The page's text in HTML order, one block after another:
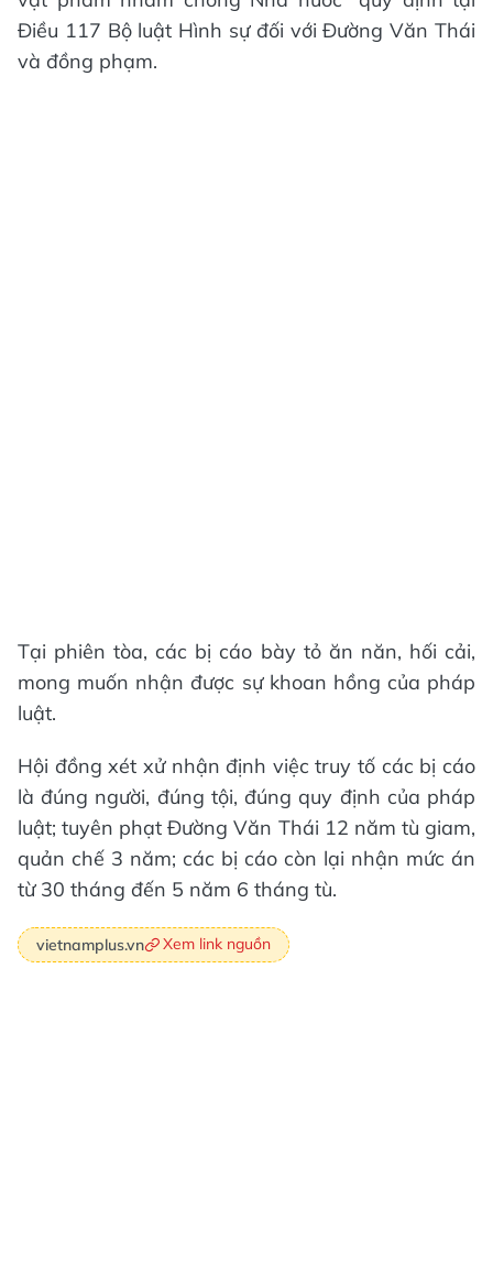
Điều 117 Bộ luật Hình sự đối với Đường Văn Thái
và đồng phạm.
Tại phiên tòa, các bị cáo bày tỏ ăn năn, hối cải,
mong muốn nhận được sự khoan hồng của pháp
luật.
Hội đồng xét xử nhận định việc truy tố các bị cáo
là đúng người, đúng tội, đúng quy định của pháp
luật; tuyên phạt Đường Văn Thái 12 năm tù giam,
quản chế 3 năm; các bị cáo còn lại nhận mức án
từ 30 tháng đến 5 năm 6 tháng tù.
vietnamplus.vn Xem link nguồn